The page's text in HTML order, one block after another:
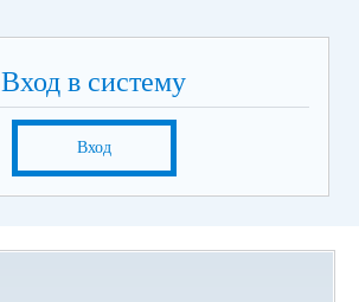
Вход в систему
Вход